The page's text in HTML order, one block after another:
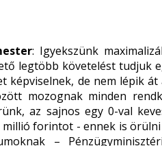
: Igyekszünk
legtöbb követelést tudjuk
képviselnek, de nem lépik
mozognak minden
az sajnos egy 0-val
forintot - ennek is
–